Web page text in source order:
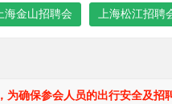
上海金山招聘会 上海松江招聘
为确保参会人员的出行安全及招